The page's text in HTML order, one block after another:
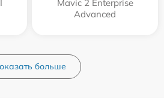
Mavic 2 Enterprise
Advanced
больше